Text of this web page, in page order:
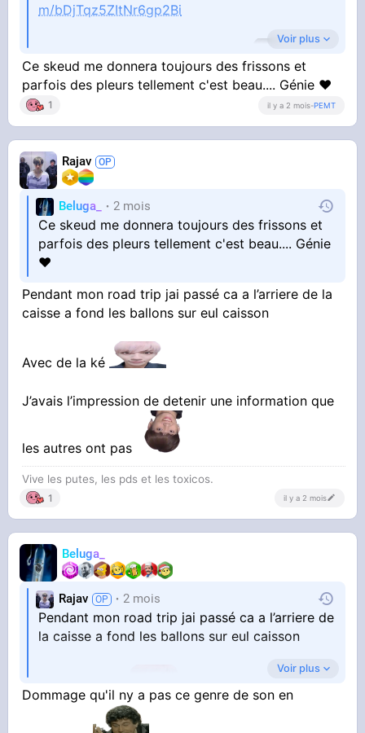
m/bDjTqz5ZItNr6gp2Bi
@Beluga_l’open avec Taciturne
Voir plus
Ce skeud me donnera toujours des frissons et
parfois des pleurs tellement c'est beau.... Génie ❤
1 il y a 2 mois-PEMT
Rajav
Beluga_ 2 mois
Ce skeud me donnera toujours des frissons et
parfois des pleurs tellement c'est beau.... Génie
❤
Pendant mon road trip jai passé ca a l’arriere de la
caisse a fond les ballons sur eul caisson
Avec de la ké
J’avais l’impression de detenir une information que
les autres ont pas
Vive les putes, les pds et les toxicos.
1 il y a 2 mois
Beluga_
Rajav 2 mois
Pendant mon road trip jai passé ca a l’arriere de
la caisse a fond les ballons sur eul caisson
Avec de la ké
J’avais l’impression de detenir une information
Voir plus
Dommage qu'il ny a pas ce genre de son en